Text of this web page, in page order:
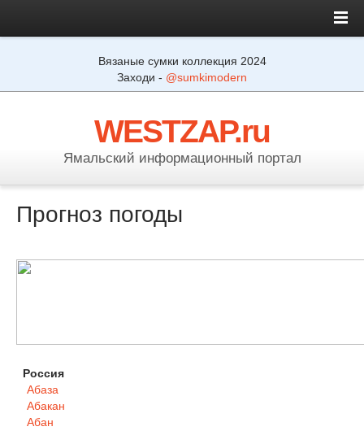
Вязаные сумки коллекция 2024
Заходи - @sumkimodern
WESTZAP.ru
Ямальский информационный портал
Прогноз погоды
Россия
Абаза
Абакан
Абан